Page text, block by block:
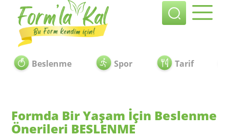
Beslenme Spor Tarif
Formda Bir Yaşam İçin Beslenme
Önerileri BESLENME